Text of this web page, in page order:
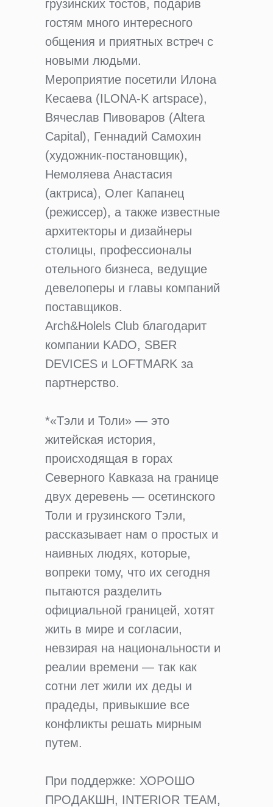
грузинских тостов, подарив
гостям много интересного
общения и приятных встреч с
новыми людьми.
Мероприятие посетили Илона
Кесаева (ILONA-K artspace),
Вячеслав Пивоваров (Altera
Capital), Геннадий Самохин
(художник-постановщик),
Немоляева Анастасия
(актриса), Олег Капанец
(режиссер), а также известные
архитекторы и дизайнеры
столицы, профессионалы
отельного бизнеса, ведущие
девелоперы и главы компаний
поставщиков.
Arch&Holels Club благодарит
компании KADO, SBER
DEVICES и LOFTMARK за
партнерство.
*«Тэли и Толи» — это
житейская история,
происходящая в горах
Северного Кавказа на границе
двух деревень — осетинского
Толи и грузинского Тэли,
рассказывает нам о простых и
наивных людях, которые,
вопреки тому, что их сегодня
пытаются разделить
официальной границей, хотят
жить в мире и согласии,
невзирая на национальности и
реалии времени — так как
сотни лет жили их деды и
прадеды, привыкшие все
конфликты решать мирным
путем.
При поддержке: ХОРОШО
ПРОДАКШН, INTERIOR TEAM,